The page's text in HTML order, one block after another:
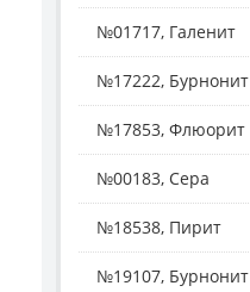
№01717, Галенит
№17222, Бурнонит
№17853, Флюорит
№00183, Сера
№18538, Пирит
№19107, Бурнонит